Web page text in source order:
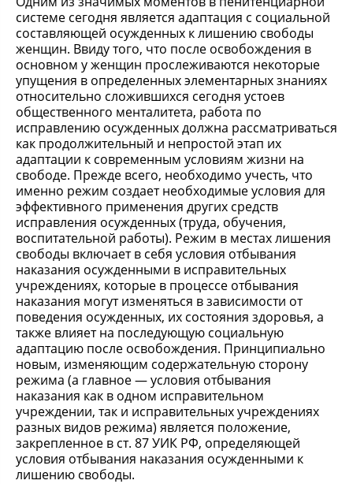
системе сегодня является адаптация с социальной
составляющей осужденных к лишению свободы
женщин. Ввиду того, что после освобождения в
основном у женщин прослеживаются некоторые
упущения в определенных элементарных знаниях
относительно сложившихся сегодня устоев
общественного менталитета, работа по
исправлению осужденных должна рассматриваться
как продолжительный и непростой этап их
адаптации к современным условиям жизни на
свободе. Прежде всего, необходимо учесть, что
именно режим создает необходимые условия для
эффективного применения других средств
исправления осужденных (труда, обучения,
воспитательной работы). Режим в местах лишения
свободы включает в себя условия отбывания
наказания осужденными в исправительных
учреждениях, которые в процессе отбывания
наказания могут изменяться в зависимости от
поведения осужденных, их состояния здоровья, а
также влияет на последующую социальную
адаптацию после освобождения. Принципиально
новым, изменяющим содержательную сторону
режима (а главное — условия отбывания
наказания как в одном исправительном
учреждении, так и исправительных учреждениях
разных видов режима) является положение,
закрепленное в ст. 87 УИК РФ, определяющей
условия отбывания наказания осужденными к
лишению свободы.